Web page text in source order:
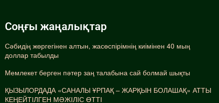
Соңғы жаңалықтар
Сәбидің жөргегінен алтын, жасөспірімнің киімінен 40 мың
доллар табылды
Мемлекет берген пәтер заң талабына сай болмай шықты
ҚЫЗЫЛОРДАДА «САНАЛЫ ҰРПАҚ – ЖАРҚЫН БОЛАШАҚ» АТТЫ
КЕҢЕЙТІЛГЕН МӘЖІЛІС ӨТТІ